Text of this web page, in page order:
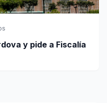
y pide a Fiscalía